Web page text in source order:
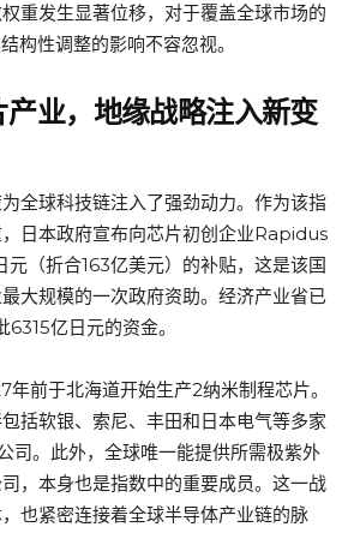
重发生显著位移，对于覆盖全球市场的
构性调整的影响不容忽视。
产业，地缘战略注入新变
全球科技链注入了强劲动力。作为该指
日本政府宣布向芯片初创企业Rapidus
元（折合163亿美元）的补贴，这是该国
大规模的一次政府资助。经济产业省已
亿日元的资金。
前于北海道开始生产2纳米制程芯片。
括软银、索尼、丰田和日本电气等多家
司。此外，全球唯一能提供所需极紫外
，本身也是指数中的重要成员。这一战
也紧密连接着全球半导体产业链的脉